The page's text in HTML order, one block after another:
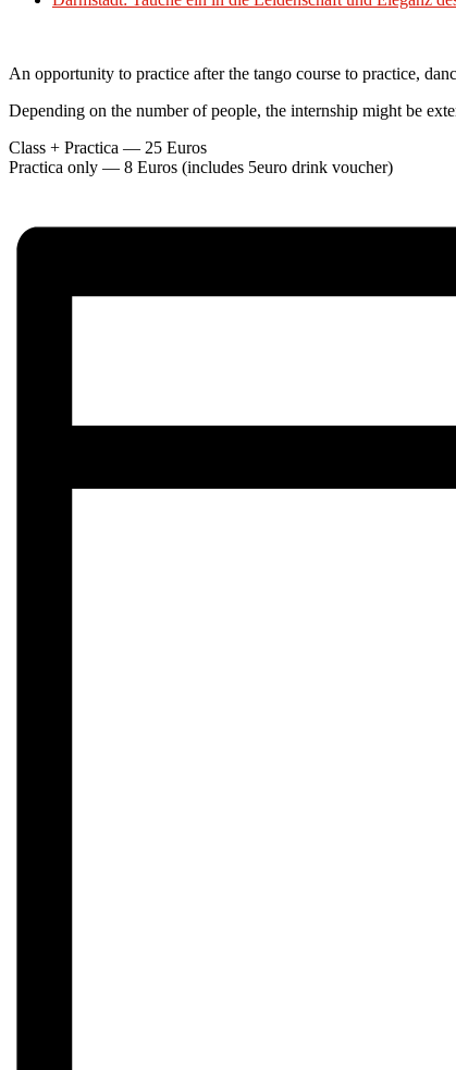
An opportunity to practice after the tango course to practice,
Depending on the number of people, the internship might be
Class + Practica — 25 Euros
Practica only — 8 Euros (includes 5euro drink voucher)